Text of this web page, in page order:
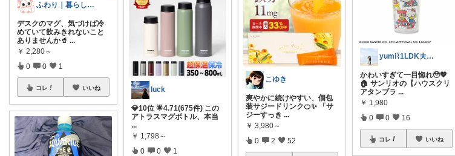
ふわり｜暮らしの負担をかるくする日用品
デスクのマグ、気づけば冷
めていて飲みきれないこと
ありませんか🥤 ...
￥ 2,280～
0 0 1
コレ いいね luck
💎10位 🌟4.71(675件) この
アトラスマグボトル、本当
...
￥ 1,798～
0 0 1
こゆき
爽やかに続けやすい、個包
装サジードリンク🍊✨ 「サ
ジーすっき ...
￥ 3,980～
0 2 52
yumi⌇1LDK夫婦のこだわりアイテム
かわいすぎて一目惚れ🥹💖
🏠 サンリオの【ハウスクリ
アタンブラ ...
￥ 1,980
0 0 16
コレ いいね